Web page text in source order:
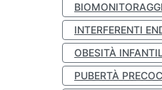
INTERFERENTI
OBESITÀ
PUBERTÀ